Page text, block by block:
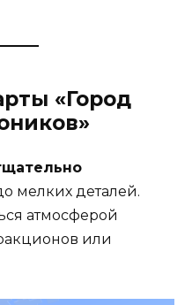
«Город
мелких деталей.
атмосферой
или